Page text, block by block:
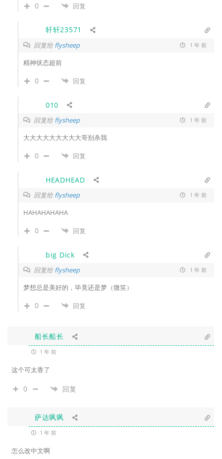
0 回复
轩轩23571
回复给flysheep 1 年 前
精神状态超前
0 回复
010
回复给flysheep 1 年 前
大大大大大大大大大哥别杀我
0 回复
HEADHEAD
回复给flysheep 1 年 前
HAHAHAHAHA
0 回复
big Dick
回复给flysheep 1 年 前
梦想总是美好的，毕竟还是梦（微笑）
0 回复
船长船长
1 年 前
这个可太香了
0 回复
萨达飒飒
1 年 前
怎么改中文啊